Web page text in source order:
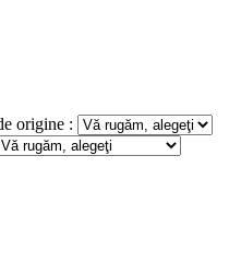
origine :